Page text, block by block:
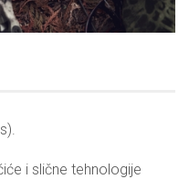
i slične tehnologije